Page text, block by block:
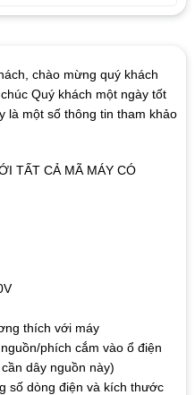
chào mừng quý khách
Quý khách một ngày tốt
là một số thông tin tham khảo
TẤT CẢ MÃ MÁY CÓ
thích với máy
phích cắm vào ổ điện
dây nguồn này)
số dòng điện và kích thước